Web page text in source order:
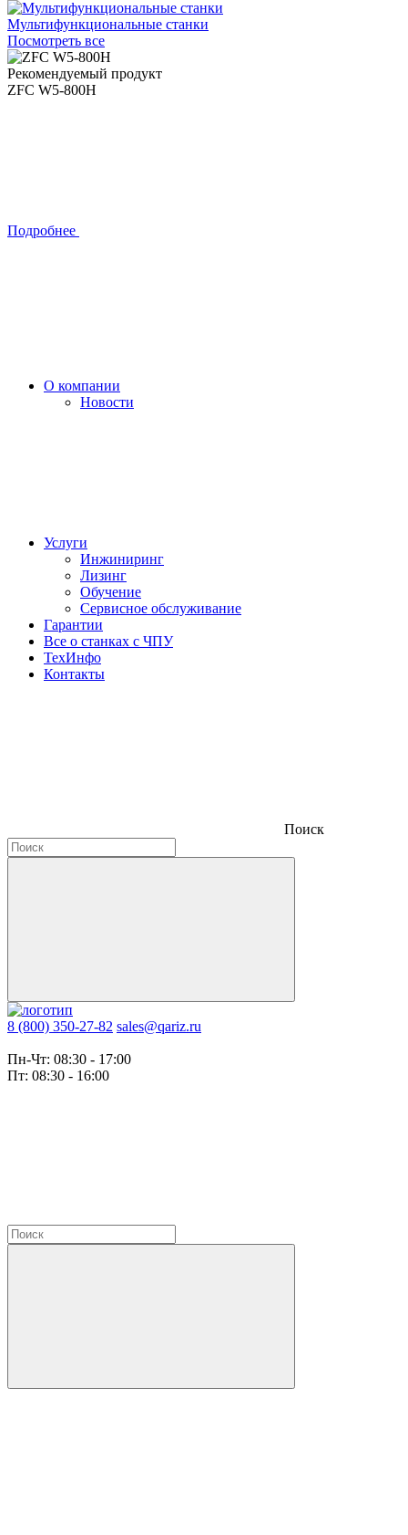
Мультифункциональные станки
Посмотреть все
Рекомендуемый продукт
ZFC W5-800H
Подробнее
О компании
Новости
Услуги
Инжиниринг
Лизинг
Обучение
Сервисное обслуживание
Гарантии
Все о станках с ЧПУ
ТехИнфо
Контакты
Поиск
8 (800) 350-27-82 sales@qariz.ru
Пн-Чт: 08:30 - 17:00
Пт: 08:30 - 16:00